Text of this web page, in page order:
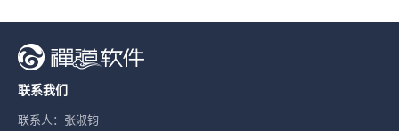
联系我们
联系人：张淑钧